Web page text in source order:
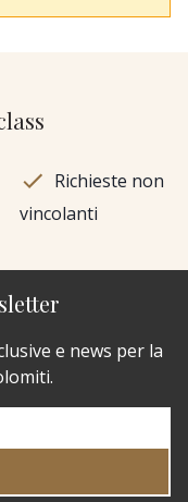
Richieste non
vincolanti
e news per la